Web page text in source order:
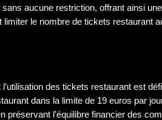
aucune restriction, offrant ainsi
le nombre de tickets restaurant
des tickets restaurant est
dans la limite de 19 euros par
préservant l’équilibre financier des